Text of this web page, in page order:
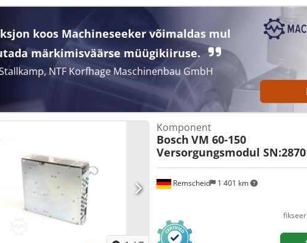
koos Machineseeker võimaldas mul
märkimisväärse müügikiiruse.
NTF Korfhage Maschinenbau GmbH
Remscheid 1 401 km
Komponent
Bosch VM 60-150
Versorgungsmodul